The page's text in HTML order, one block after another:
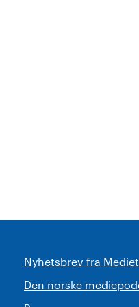
Nyhetsbrev fra
Den norske